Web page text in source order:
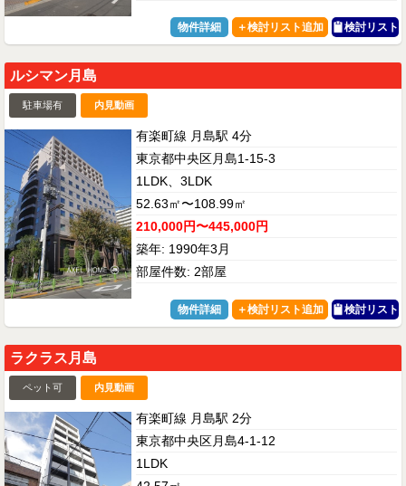
物件詳細 検討リスト
ルシマン月島
駐車場有 内見動画
有楽町線 月島駅 4分
東京都中央区月島1-15-3
1LDK、3LDK
52.63㎡〜108.99㎡
210,000円〜445,000円
築年: 1990年3月
部屋件数: 2部屋
物件詳細 検討リスト
ラクラス月島
ペット可 内見動画
有楽町線 月島駅 2分
東京都中央区月島4-1-12
1LDK